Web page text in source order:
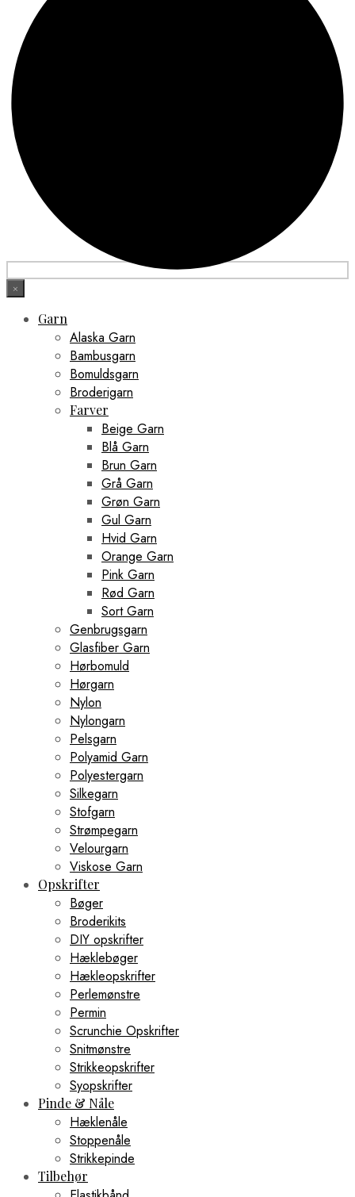
×
Garn
Alaska Garn
Bambusgarn
Bomuldsgarn
Broderigarn
Farver
Beige Garn
Blå Garn
Brun Garn
Grå Garn
Grøn Garn
Gul Garn
Hvid Garn
Orange Garn
Pink Garn
Rød Garn
Sort Garn
Genbrugsgarn
Glasfiber Garn
Hørbomuld
Hørgarn
Nylon
Nylongarn
Pelsgarn
Polyamid Garn
Polyestergarn
Silkegarn
Stofgarn
Strømpegarn
Velourgarn
Viskose Garn
Opskrifter
Bøger
Broderikits
DIY opskrifter
Hæklebøger
Hækleopskrifter
Perlemønstre
Permin
Scrunchie Opskrifter
Snitmønstre
Strikkeopskrifter
Syopskrifter
Pinde & Nåle
Hæklenåle
Stoppenåle
Strikkepinde
Tilbehør